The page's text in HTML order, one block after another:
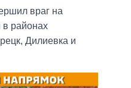
враг на
районах
Дилиевка и